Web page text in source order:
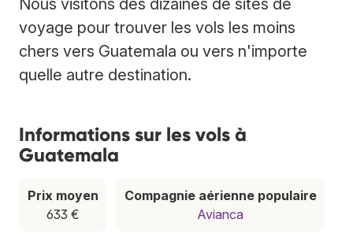
voyage pour trouver les vols les moins
chers vers Guatemala ou vers n'importe
quelle autre destination.
Informations sur les vols à
Guatemala
Prix moyen
633 €
Compagnie aérienne populaire
Avianca